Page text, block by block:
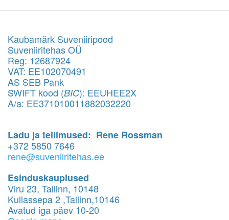
Kaubamärk Suveniiripood
Suveniiritehas OÜ
Reg: 12687924
VAT: EE102070491
AS SEB Pank
SWIFT kood (BIC): EEUHEE2X
A/a: EE371010011882032220
Ladu ja tellimused: Rene Rossman
+372 5850 7646
rene@suveniiritehas.ee
Esinduskauplused
Viru 23, Tallinn, 10148
Kullassepa 2 ,Tallinn,10146
Avatud iga päev 10-20